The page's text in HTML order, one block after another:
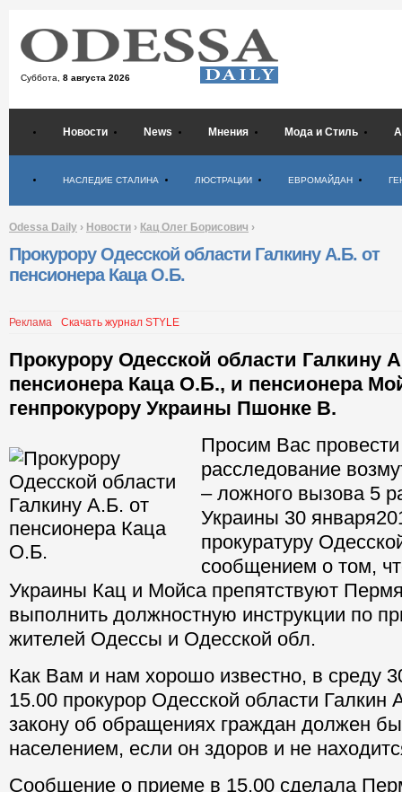
Суббота, 8 августа 2026
Новости News Мнения Мода и Стиль
НАСЛЕДИЕ СТАЛИНА ЛЮСТРАЦИИ ЕВРОМАЙДАН
Odessa Daily › Новости › Кац Олег Борисович ›
Прокурору Одесской области Галкину А.Б. от
пенсионера Каца О.Б.
Реклама Скачать журнал STYLE
Прокурору Одесской области Галкину
пенсионера Каца О.Б., и пенсионера
генпрокурору Украины Пшонке В.
Просим Вас
расследование
– ложного вызова 5
Украины 30
прокуратуру
сообщением о том,
Украины Кац и Мойса препятствуют
выполнить должностную инструкции по
жителей Одессы и Одесской обл.
Как Вам и нам хорошо известно, в среду
15.00 прокурор Одесской области Галкин
закону об обращениях граждан должен
населением, если он здоров и не
Сообщение о приеме в 15.00 сделала